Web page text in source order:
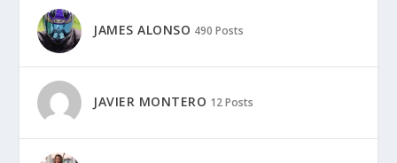
JAMES ALONSO 490 Posts
JAVIER MONTERO 12 Posts